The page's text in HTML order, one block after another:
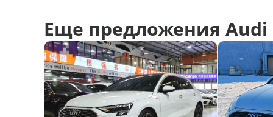
Еще предложения Audi